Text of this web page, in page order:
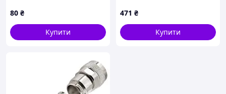
80 ₴
Купити
471 ₴
Купити